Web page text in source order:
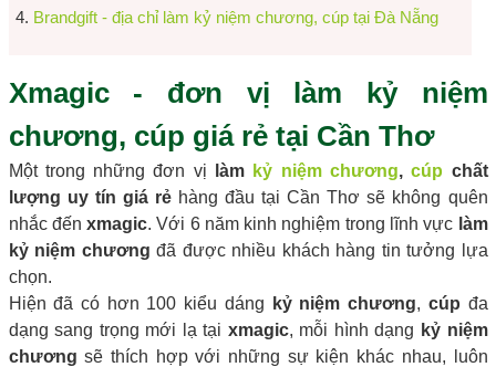
Brandgift - địa chỉ làm kỷ niệm chương, cúp tại Đà Nẵng
Xmagic - đơn vị làm kỷ niệm
chương, cúp giá rẻ tại Cần Thơ
Một trong những đơn vị làm kỷ niệm chương,cúp chất
lượng uy tín giá rẻhàng đầu tại Cần Thơ sẽ không quên
nhắc đếnxmagic. Với 6 năm kinh nghiệm trong lĩnh vực làm
kỷ niệm chương đã được nhiều khách hàng tin tưởng lựa
chọn.
Hiện đã có hơn 100 kiểu dáng
kỷ niệm chương, cúp đa
dạng sang trọng mới lạ tại xmagic, mỗi hình dạng kỷ niệm
chương sẽ thích hợp với những sự kiện khác nhau, luôn